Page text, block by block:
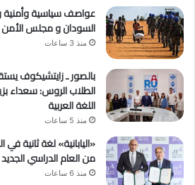
عواصف سياسية وأمنية
السودان و مجلس الأمن
منذ 3 ساعات
بالصور ـ زايتشيكوف
الطلاب الروس: سعداء
اللغة العربية
منذ 5 ساعات
«اليابانية» لغة ثانية في
من العام الدراسي الجديد
منذ 6 ساعات